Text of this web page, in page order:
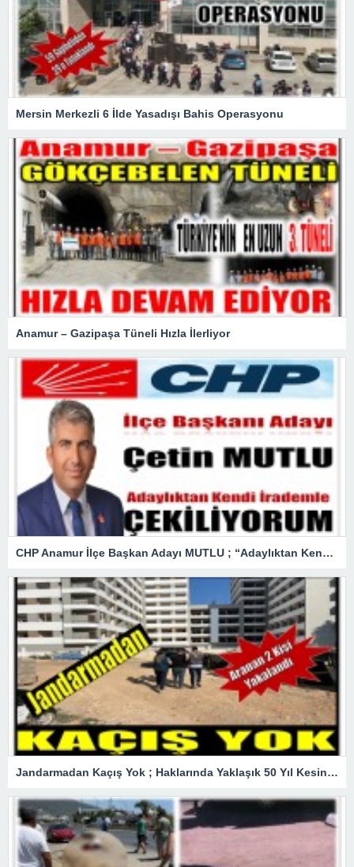
Mersin Merkezli 6 İlde Yasadışı Bahis Operasyonu
Anamur – Gazipaşa Tüneli Hızla İlerliyor
CHP Anamur İlçe Başkan Adayı MUTLU ; “Adaylıktan Kendi İradem ile Çekiliyorum”
Jandarmadan Kaçış Yok ; Haklarında Yaklaşık 50 Yıl Kesinleşmiş Hapis Cezası Bulunan Şüpheliler Yakalandı